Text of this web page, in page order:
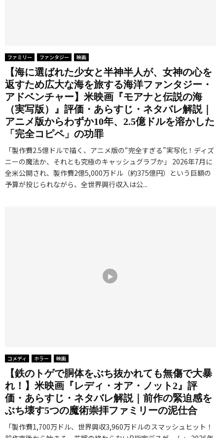
ファミリー ファンタジー 映画
【海に選ばれた少女と半神半人が、女神の心を
返すため広大な海を旅する海洋ファンタジー・
アドベンチャー】米映画『モアナと伝説の海
（実写版）』評価・あらすじ・ネタバレ解説｜
アニメ版からわずか10年、2.5億ドルを溶かした
「完全コピペ」の功罪
「製作費2.5億ドルで描く、アニメ版の“完全すぎる”実写化！ディズ
ニーの魔法か、それとも究極のキャッシュグラブか」 2026年7月に
全米公開され、製作費2億5,000万ドル（約375億円）という巨額の
予算が投じられながら、全世界興行収入は公...
コメディ ホラー 映画
【鉄のトゲで胴体をぶち抜かれても無傷で大暴
れ！】米映画『レディ・オア・ノット2』評
価・あらすじ・ネタバレ解説｜前作の緊迫感を
ぶち壊す5つの魔術崇拝ファミリーの泥仕合
「製作費1,700万ドル、世界興収3,960万ドルのスマッシュヒット！